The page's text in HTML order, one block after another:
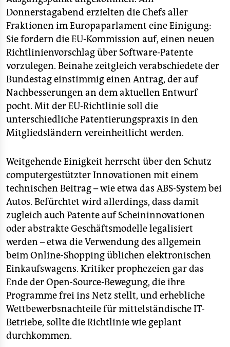
unterstützen
abo
genossenschaft
epaper login
Donnerstagabend erzielten die Chefs aller
Fraktionen im Europaparlament eine Einigung:
Sie fordern die EU-Kommission auf, einen neuen
Richtlinienvorschlag über Software-Patente
vorzulegen. Beinahe zeitgleich verabschiedete der
Bundestag einstimmig einen Antrag, der auf
Nachbesserungen an dem aktuellen Entwurf
pocht. Mit der EU-Richtlinie soll die
unterschiedliche Patentierungspraxis in den
Mitgliedsländern vereinheitlicht werden.
Weitgehende Einigkeit herrscht über den Schutz
computergestützter Innovationen mit einem
technischen Beitrag – wie etwa das ABS-System bei
Autos. Befürchtet wird allerdings, dass damit
zugleich auch Patente auf Scheininnovationen
oder abstrakte Geschäftsmodelle legalisiert
werden – etwa die Verwendung des allgemein
beim Online-Shopping üblichen elektronischen
Einkaufswagens. Kritiker prophezeien gar das
Ende der Open-Source-Bewegung, die ihre
Programme frei ins Netz stellt, und erhebliche
Wettbewerbsnachteile für mittelständische IT-
Betriebe, sollte die Richtlinie wie geplant
durchkommen.